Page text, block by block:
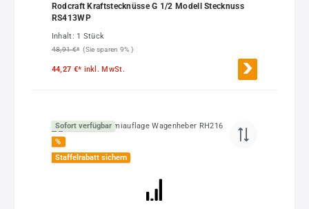
Rodcraft Kraftstecknüsse G 1/2 Modell Stecknuss
RS413WP
Inhalt: 1 Stück
48,91 €* (Sie sparen 9% )
44,27 €* inkl. MwSt.
Sofort verfügbar
%
Staffelrabatt sichern